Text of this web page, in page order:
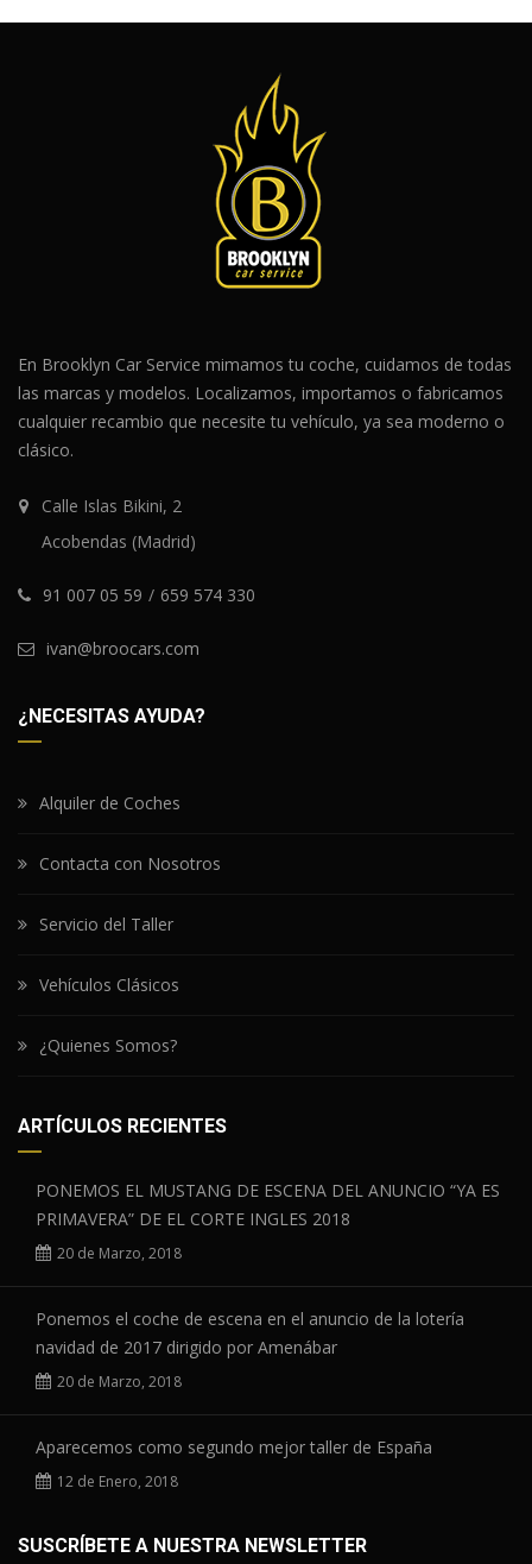
En Brooklyn Car Service mimamos tu coche, cuidamos de todas
las marcas y modelos. Localizamos, importamos o fabricamos
cualquier recambio que necesite tu vehículo, ya sea moderno o
clásico.
Calle Islas Bikini, 2
Acobendas (Madrid)
91 007 05 59 / 659 574 330
ivan@broocars.com
¿NECESITAS AYUDA?
Alquiler de Coches
Contacta con Nosotros
Servicio del Taller
Vehículos Clásicos
¿Quienes Somos?
ARTÍCULOS RECIENTES
PONEMOS EL MUSTANG DE ESCENA DEL ANUNCIO “YA ES
PRIMAVERA” DE EL CORTE INGLES 2018
20 de Marzo, 2018
Ponemos el coche de escena en el anuncio de la lotería
navidad de 2017 dirigido por Amenábar
20 de Marzo, 2018
Aparecemos como segundo mejor taller de España
12 de Enero, 2018
SUSCRÍBETE A NUESTRA NEWSLETTER